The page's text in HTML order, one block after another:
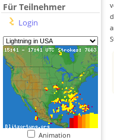
Für Teilnehmer
Login
Animation